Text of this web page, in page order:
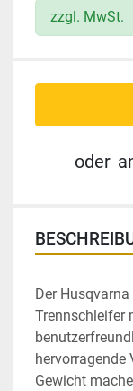
zzgl. MwSt.
oder
Der
Trennschleifer
hervorragende
Gewicht